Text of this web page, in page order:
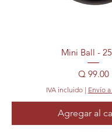
Mini Ball -
Precio
Q 99.00
IVA incluido| Envío
Agregar al